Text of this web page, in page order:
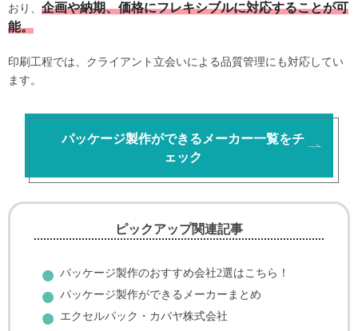
おり、 企画や納期、価格にフレキシブルに対応することが可
能。
印刷工程では、クライアント立会いによる品質管理にも対応してい
ます。
パッケージ製作ができるメーカー一覧をチ
ェック
ピックアップ関連記事
パッケージ製作のおすすめ会社2選はこちら！
パッケージ製作ができるメーカーまとめ
エクセルパック・カバヤ株式会社